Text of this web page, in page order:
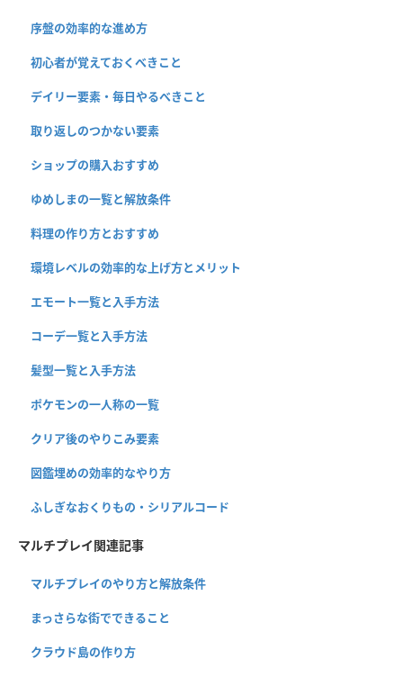
序盤の効率的な進め方
初心者が覚えておくべきこと
デイリー要素・毎日やるべきこと
取り返しのつかない要素
ショップの購入おすすめ
ゆめしまの一覧と解放条件
料理の作り方とおすすめ
環境レベルの効率的な上げ方とメリット
エモート一覧と入手方法
コーデ一覧と入手方法
髪型一覧と入手方法
ポケモンの一人称の一覧
クリア後のやりこみ要素
図鑑埋めの効率的なやり方
ふしぎなおくりもの・シリアルコード
マルチプレイ関連記事
マルチプレイのやり方と解放条件
まっさらな街でできること
クラウド島の作り方